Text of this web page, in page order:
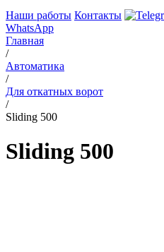
Наши работы Контакты
WhatsApp
Главная
/
Автоматика
/
Для откатных ворот
/
Sliding 500
Sliding 500